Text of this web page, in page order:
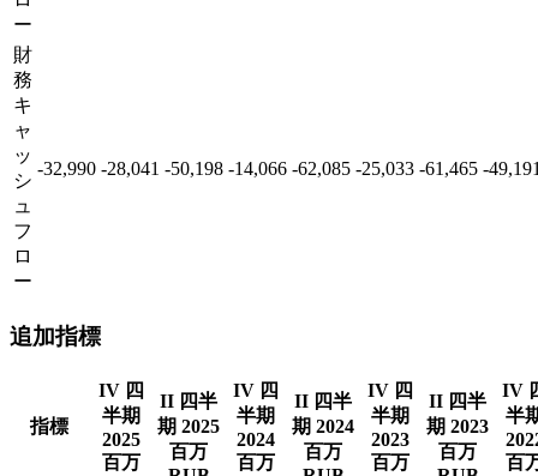
ー
財
務
キ
ャ
ッ
シ
ュ
フ
ロ
ー
-32,990 -28,041 -50,198 -14,066 -62,085 -25,033 -61,465 -
追加指標
指標
IV 四
半期
2025
百万
II 四半
期 2025
百万
IV 四
半期
2024
百万
II 四半
期 2024
百万
IV 四
半期
2023
百万
II 四半
期 2023
百万
IV
半
百